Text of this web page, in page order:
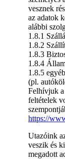
vesznek
az adatok
alábbi
1.8.1
1.8.2
1.8.3
1.8.4
1.8.5
(pl.
Felhívjuk
feltételek
https://
Utazóink
veszik és
megadott